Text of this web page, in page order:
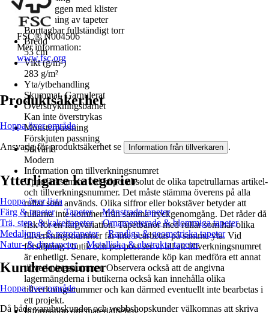
Måla väggen med klister
Borttagning av tapeter
Borttagbar fullständigt torr
Bredd
53 cm
Vikt (g/m²)
283 g/m²
Yta/ytbehandling
Skummat, Garnulerat
Överstrykningsbarhet
Kan inte överstrykas
Mönsterpassning
Förskjuten passning
Stilvärld
Modern
Information om tillverkningsnumret
Uppmärksamma vid köpet absolut de olika tapetrullarnas artikel-
och tillverkningsnummer. Det måste stämma överens på alla
rullar som används. Olika siffror eller bokstäver betyder att
rullarna inte kommer från samma tryckgenomgång. Det råder då
risk för en färgvariation. Tapetbanor med rullar som har olika
tillverkningsnummer får inte bearbetas på samma yta. Vid
försäljning i butik och per post ser vi till att tillverkningsnumret
är enhetligt. Senare, kompletterande köp kan medföra ett annat
tillverkningsnummer. Observera också att de angivna
lagermängderna i butikerna också kan innehålla olika
tillverkningsnummer och kan därmed eventuellt inte bearbetas i
ett projekt.
Information om materialbehov
FSC® N004506
Mer information:
www.fsc.org
Produktsäkerhet
Hoppa över område
Ansvarig för produktsäkerhet se Information från tillverkaren .
Ytterligare kategorier
Hoppa över lista
Färg & tapeter
Tapeter
Mönstrade tapeter
Trä, sten- & kakeltapeter
Ornamenterade & blommiga tapeter
Medaljong- & retrotapeter
Randiga & geometriska tapeter
Natur- & djurtapeter
Metalliska & abstrakta tapeter
Kundrecensioner
Hoppa över område
Då både varuhuskunder och webbshopskunder välkomnas att skriva